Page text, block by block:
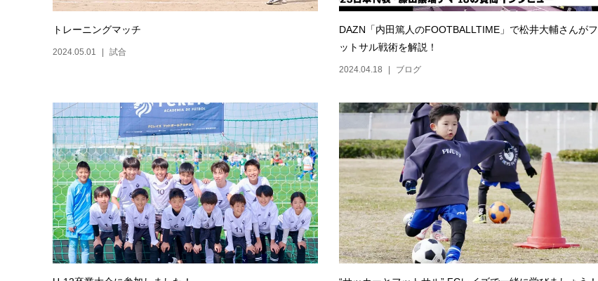
トレーニングマッチ
2024.05.01 試合
DAZN「内田篤人のFOOTBALLTIME」で松井大輔さんがフ
ットサル戦術を解説！
2024.04.18 ブログ